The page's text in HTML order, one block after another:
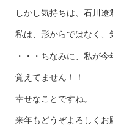
しかし気持ちは、石川遼
私は、形からではなく、
・・・ちなみに、私が
覚えてません！！
幸せなことですね。
来年もどうぞよろしくお